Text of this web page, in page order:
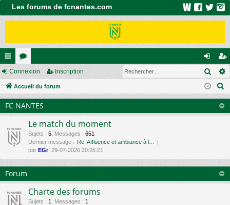
Les forums de fcnantes.com
ac
co
ur
ci
or
u
m
s
on
ne
on
ns
cri
pti
on
Connexion Inscription
Accueil du forum
FC NANTES
Le match du moment
Sujets : 5 Messages : 651
Dernier message : Re: Affluence et ambiance à l…
par EGr, 29-07-2026 20:26:21
Forum
Charte des forums
Sujets : 1 Messages : 1